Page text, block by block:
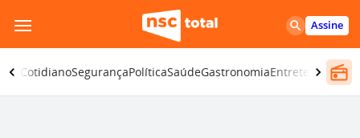
para
o
conteúdo
Assine
CotidianoSegurançaPolíticaSaúdeGastronomiaEntretenimento